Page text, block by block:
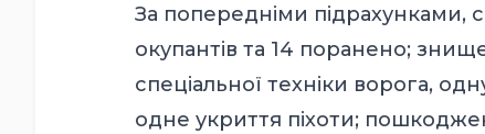
За попередніми підрахунками,
окупантів та 14 поранено;
спеціальної техніки ворога,
одне укриття піхоти;